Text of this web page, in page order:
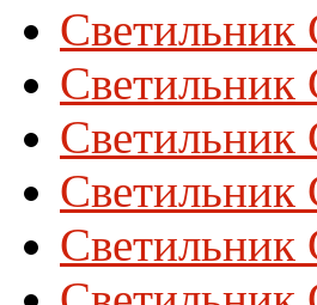
Светильник